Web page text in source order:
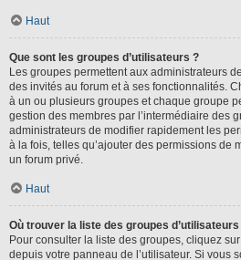
Haut
Que sont les groupes d’utilisateurs ?
Les groupes permettent aux administrateurs
des invités au forum et à ses fonctionnalités.
à un ou plusieurs groupes et chaque groupe
gestion des membres par l’intermédiaire des
administrateurs de modifier rapidement les
à la fois, telles qu’ajouter des permissions de
un forum privé.
Haut
Où trouver la liste des groupes
Pour consulter la liste des groupes, cliquez
depuis votre panneau de l’utilisateur. Si vous